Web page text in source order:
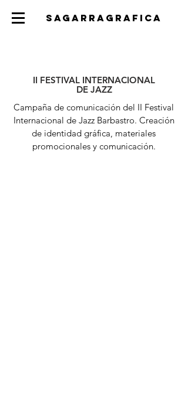
SAGARRAGRAFICA
II FESTIVAL INTERNACIONAL
DE JAZZ
Campaña de comunicación del II Festival
Internacional de Jazz Barbastro. Creación
de identidad gráfica, materiales
promocionales y comunicación.